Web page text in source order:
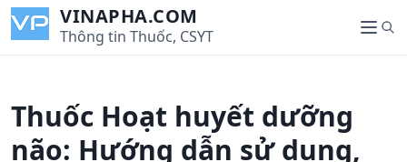
i
VINAPHA.COM
Thông tin Thuốc, CSYT
M
e
S
e
Thuốc Hoạt huyết dưỡng
não: Hướng dẫn sử dụng,